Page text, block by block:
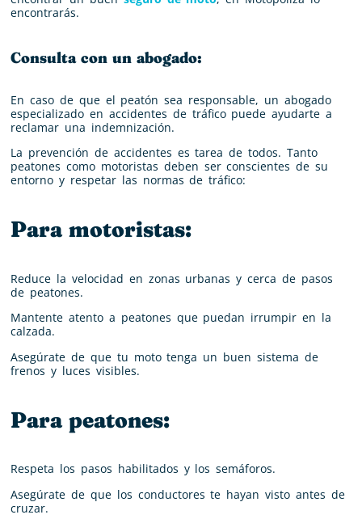
encontrarás.
Consulta con un abogado:
En caso de que el peatón sea responsable, un abogado
especializado en accidentes de tráfico puede ayudarte a
reclamar una indemnización.
La prevención de accidentes es tarea de todos. Tanto
peatones como motoristas deben ser conscientes de su
entorno y respetar las normas de tráfico:
Para motoristas:
Reduce la velocidad en zonas urbanas y cerca de pasos
de peatones.
Mantente atento a peatones que puedan irrumpir en la
calzada.
Asegúrate de que tu moto tenga un buen sistema de
frenos y luces visibles.
Para peatones:
Respeta los pasos habilitados y los semáforos.
Asegúrate de que los conductores te hayan visto antes de
cruzar.